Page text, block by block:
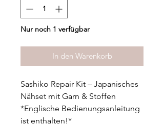
Nur noch 1 verfügbar
In den Warenkorb
Sashiko Repair Kit – Japanisches
Nähset mit Garn & Stoffen
*Englische Bedienungsanleitung
ist enthalten!*